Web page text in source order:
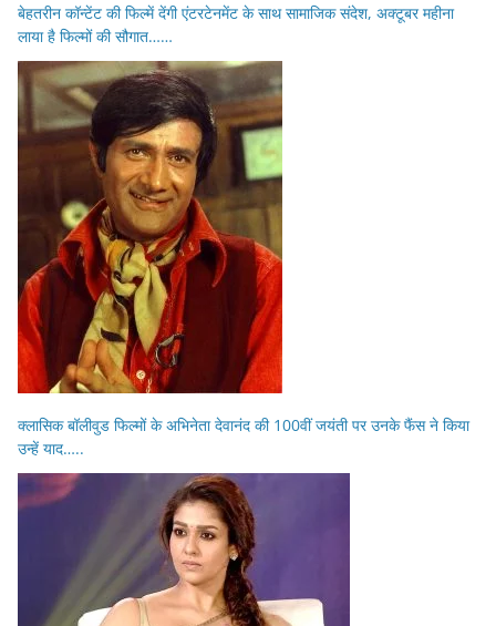
बेहतरीन कॉन्टेंट की फिल्में देंगी एंटरटेनमेंट के साथ सामाजिक संदेश, अक्टूबर महीना
लाया है फिल्मों की सौगात……
क्लासिक बॉलीवुड फिल्मों के अभिनेता देवानंद की 100वीं जयंती पर उनके फैंस ने किया
उन्हें याद…..